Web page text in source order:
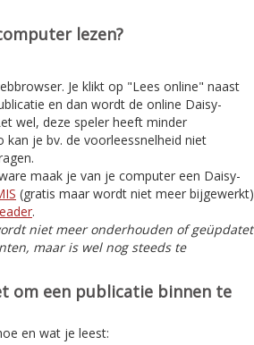
lezen?
Je klikt op "Lees online" naast
en dan wordt de online Daisy-
wel, deze speler heeft minder
kan je bv. de voorleessnelheid niet
maak je van je computer een Daisy-
(gratis maar wordt niet meer bijgewerkt)
.
niet meer onderhouden of geüpdatet
maar is wel nog steeds te
om een publicatie binnen te
en wat je leest: